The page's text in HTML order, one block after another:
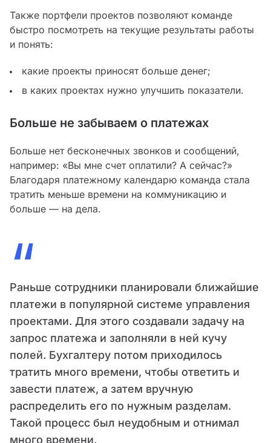
Также портфели проектов позволяют команде
быстро посмотреть на текущие результаты работы
и понять:
какие проекты приносят больше денег;
в каких проектах нужно улучшить показатели.
Больше не забываем о платежах
Больше нет бесконечных звонков и сообщений,
например: «Вы мне счет оплатили? А сейчас?»
Благодаря платежному календарю команда стала
тратить меньше времени на коммуникацию и
больше — на дела.
“
Раньше сотрудники планировали ближайшие
платежи в популярной системе управления
проектами. Для этого создавали задачу на
запрос платежа и заполняли в ней кучу
полей. Бухгалтеру потом приходилось
тратить много времени, чтобы ответить и
завести платеж, а затем вручную
распределить его по нужным разделам.
Такой процесс был неудобным и отнимал
много времени.